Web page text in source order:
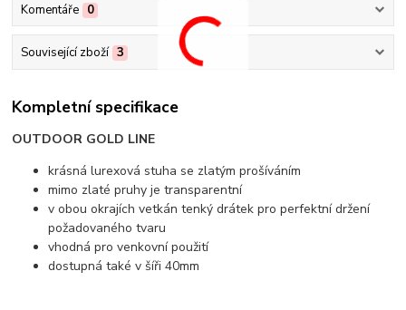
Komentáře 0
Související zboží 3
Kompletní specifikace
OUTDOOR GOLD LINE
krásná lurexová stuha se zlatým prošíváním
mimo zlaté pruhy je transparentní
v obou okrajích vetkán tenký drátek pro perfektní držení
požadovaného tvaru
vhodná pro venkovní použití
dostupná také v šíři 40mm